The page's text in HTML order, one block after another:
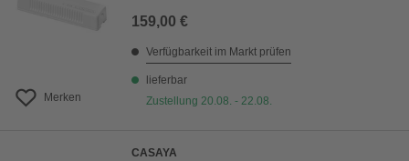
Merken
159,00 €
Verfügbarkeit im Markt prüfen
lieferbar
Zustellung 20.08. - 22.08.
CASAYA